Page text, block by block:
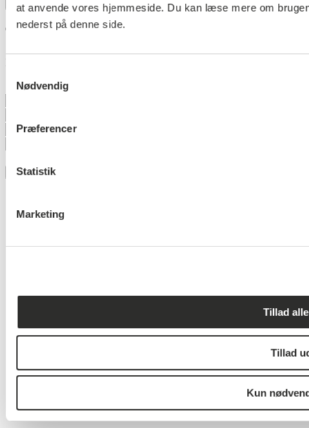
at anvende vores hjemmeside. Du kan læse mere om
nederst på denne side.
Nødvendig
Præferencer
Statistik
Marketing
Tillad
Tillad
Kun
Tilmeld nyhedsbrev
Tilmeld dig vores nyhedsbrev
Bliv opdateret på en verden af akustiske løsninger
Tilmeld